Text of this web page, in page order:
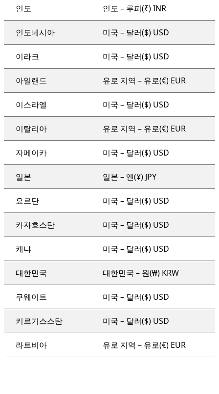
인도 인도 – 루피(₹) INR
인도네시아 미국 – 달러($) USD
이라크 미국 – 달러($) USD
아일랜드 유로 지역 – 유로(€) EUR
이스라엘 미국 – 달러($) USD
이탈리아 유로 지역 – 유로(€) EUR
자메이카 미국 – 달러($) USD
일본 일본 – 엔(¥) JPY
요르단 미국 – 달러($) USD
카자흐스탄 미국 – 달러($) USD
케냐 미국 – 달러($) USD
대한민국 대한민국 – 원(₩) KRW
쿠웨이트 미국 – 달러($) USD
키르기스스탄 미국 – 달러($) USD
라트비아 유로 지역 – 유로(€) EUR